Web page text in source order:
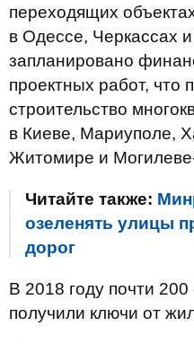
переходящих
в Одессе, Черкассах
запланировано
проектных работ, что
строительство
в Киеве, Мариуполе,
Житомире и
Читайте также:
озеленять улицы
дорог
В 2018 году почти
получили ключи от